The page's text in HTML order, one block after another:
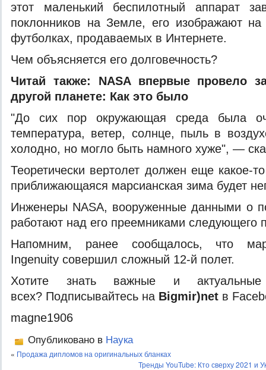
этот маленький беспилотный аппарат
поклонников на Земле, его изображают
футболках, продаваемых в Интернете.
Чем объясняется его долговечность?
Читай также: NASA впервые провело
другой планете: Как это было
"До сих пор окружающая среда была
температура, ветер, солнце, пыль в
холодно, но могло быть намного хуже", —
Теоретически вертолет должен еще какое-
приближающаяся марсианская зима будет
Инженеры NASA, вооруженные данными о
работают над его преемниками следующего
Напомним, ранее сообщалось, что
Ingenuity совершил сложный 12-й полет.
Хотите знать важные и
всех? Подписывайтесь на Bigmir)net в
magne1906
Опубликовано в Наука
« Продажа дипломов на оригинальных бланках
Тренды YouTube: Кто сверху 2021